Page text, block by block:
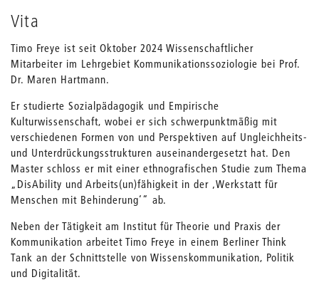
Vita
Timo Freye ist seit Oktober 2024 Wissenschaftlicher
Mitarbeiter im Lehrgebiet Kommunikationssoziologie bei Prof.
Dr. Maren Hartmann.
Er studierte Sozialpädagogik und Empirische
Kulturwissenschaft, wobei er sich schwerpunktmäßig mit
verschiedenen Formen von und Perspektiven auf Ungleichheits-
und Unterdrückungsstrukturen auseinandergesetzt hat. Den
Master schloss er mit einer ethnografischen Studie zum Thema
„DisAbility und Arbeits(un)fähigkeit in der ‚Werkstatt für
Menschen mit Behinderung‘“ ab.
Neben der Tätigkeit am Institut für Theorie und Praxis der
Kommunikation arbeitet Timo Freye in einem Berliner Think
Tank an der Schnittstelle von Wissenskommunikation, Politik
und Digitalität.